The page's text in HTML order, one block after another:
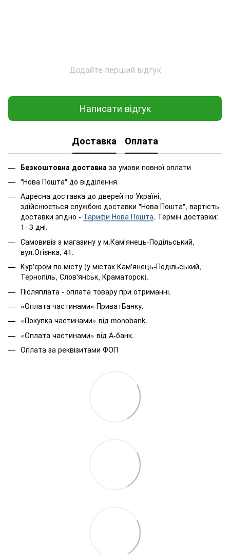
Додайте перший відгук
Написати відгук
Доставка Оплата
Безкоштовна доставка за умови повної оплати
"Нова Пошта" до відділення
Адресна доставка до дверей по Україні,
здійснюється службою доставки "Нова Пошта", вартість
доставки згідно - Тарифи Нова Пошта. Термін доставки:
1- 3 дні.
Самовивіз з магазину у м.Кам'янець-Подільський,
вул.Огієнка, 41.
Кур'єром по місту (у містах Кам'янець-Подільський,
Тернопіль, Слов'янськ, Краматорск).
Післяплата - оплата товару при отриманні.
«Оплата частинами» ПриватБанку.
«Покупка частинами» від monobank.
«Оплата частинами» від А-банк.
Оплата за реквізитами ФОП